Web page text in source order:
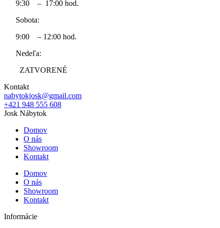
9:30 – 17:00 hod.
Sobota:
9:00 – 12:00 hod.
Nedeľa:
ZATVORENÉ
Kontakt
nabytokjosk@gmail.com
+421 948 555 608
Josk Nábytok
Domov
O nás
Showroom
Kontakt
Domov
O nás
Showroom
Kontakt
Informácie